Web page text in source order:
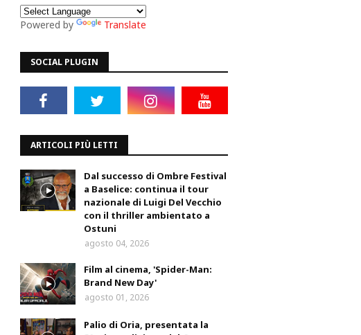
Powered by Translate
SOCIAL PLUGIN
ARTICOLI PIÙ LETTI
Dal successo di Ombre Festival
a Baselice: continua il tour
nazionale di Luigi Del Vecchio
con il thriller ambientato a
Ostuni
agosto 04, 2026
Film al cinema, 'Spider-Man:
Brand New Day'
agosto 01, 2026
Palio di Oria, presentata la